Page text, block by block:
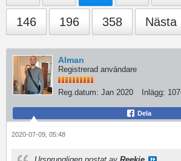
146 196 358 Nästa
Alman
Registrerad användare
Reg.datum: Jan 2020 Inlägg:
Dela
2020-07-09, 05:48